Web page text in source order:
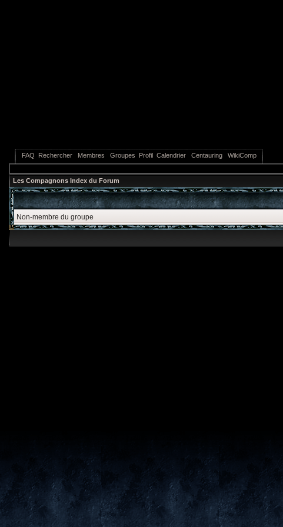
FAQ Rechercher Membres Groupes Profil Calendrier Centauring WikiComp
Les Compagnons Index du Forum
Non-membre du groupe